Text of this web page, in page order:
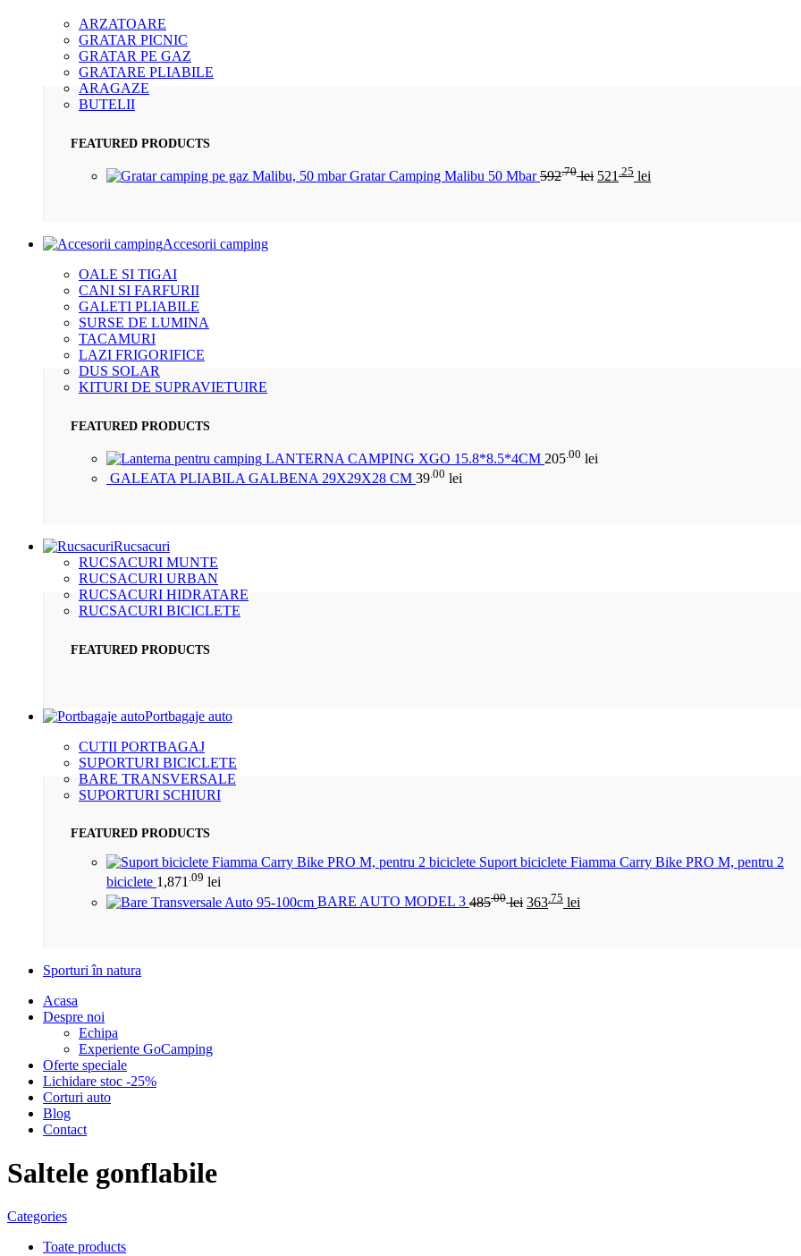
ARZATOARE
GRATAR PICNIC
GRATAR PE GAZ
GRATARE PLIABILE
ARAGAZE
BUTELII
FEATURED PRODUCTS
Gratar Camping Malibu 50 Mbar592.70 lei 521 .25 lei
Accesorii camping
OALE SI TIGAI
CANI SI FARFURII
GALETI PLIABILE
SURSE DE LUMINA
TACAMURI
LAZI FRIGORIFICE
DUS SOLAR
KITURI DE SUPRAVIETUIRE
FEATURED PRODUCTS
LANTERNA CAMPING XGO 15.8*8.5*4CM 205 .00 lei
GALEATA PLIABILA GALBENA 29X29X28 CM 39 .00 lei
Rucsacuri
RUCSACURI MUNTE
RUCSACURI URBAN
RUCSACURI HIDRATARE
RUCSACURI BICICLETE
FEATURED PRODUCTS
Portbagaje auto
CUTII PORTBAGAJ
SUPORTURI BICICLETE
BARE TRANSVERSALE
SUPORTURI SCHIURI
FEATURED PRODUCTS
Suport biciclete Fiamma Carry Bike PRO M, pentru 2
biciclete 1,871 .09 lei
BARE AUTO MODEL 3 485.00 lei 363 .75 lei
Sporturi în natura
Acasa
Despre noi
Echipa
Experiente GoCamping
Oferte speciale
Lichidare stoc -25%
Corturi auto
Blog
Contact
Saltele gonflabile
Categories
Toate products